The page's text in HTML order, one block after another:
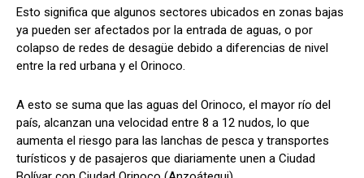
Esto significa que algunos sectores ubicados en zonas bajas
ya pueden ser afectados por la entrada de aguas, o por
colapso de redes de desagüe debido a diferencias de nivel
entre la red urbana y el Orinoco.
A esto se suma que las aguas del Orinoco, el mayor río del
país, alcanzan una velocidad entre 8 a 12 nudos, lo que
aumenta el riesgo para las lanchas de pesca y transportes
turísticos y de pasajeros que diariamente unen a Ciudad